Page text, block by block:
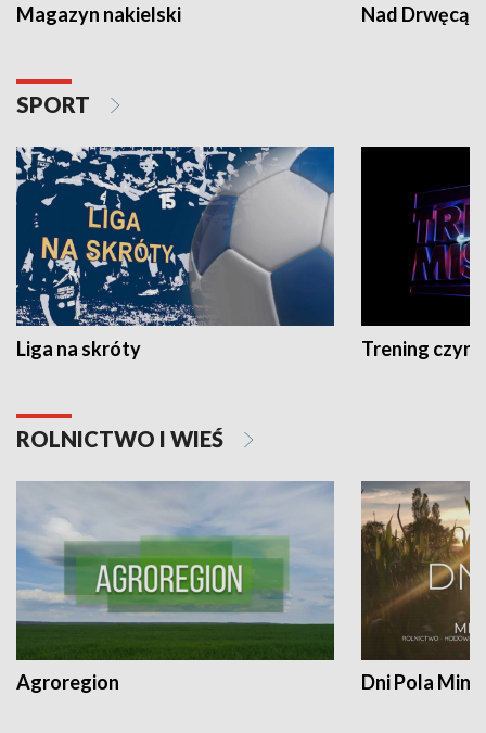
Magazyn nakielski Nad Drwęcą
SPORT
Liga na skróty Trening czyni
ROLNICTWO I WIEŚ
Agroregion Dni Pola